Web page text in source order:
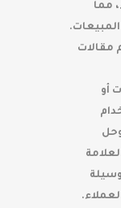
مما
مقالات
أو